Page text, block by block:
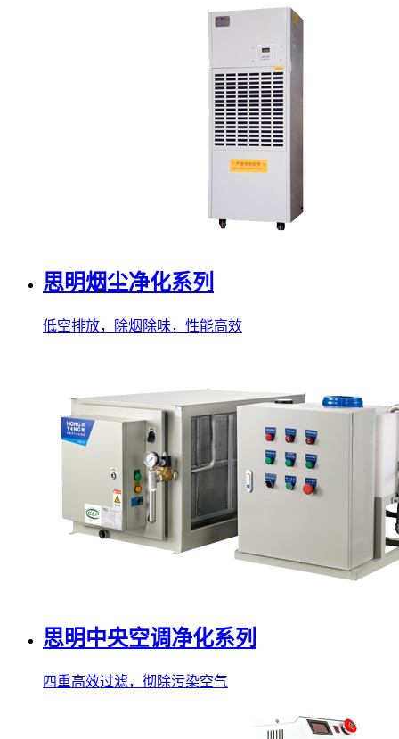
思明烟尘净化系列
低空排放，除烟除味，性能高效
思明中央空调净化系列
四重高效过滤，彻除污染空气